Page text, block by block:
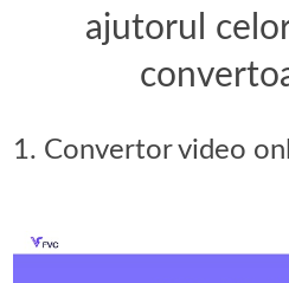
ajutorul
1. Convertor video